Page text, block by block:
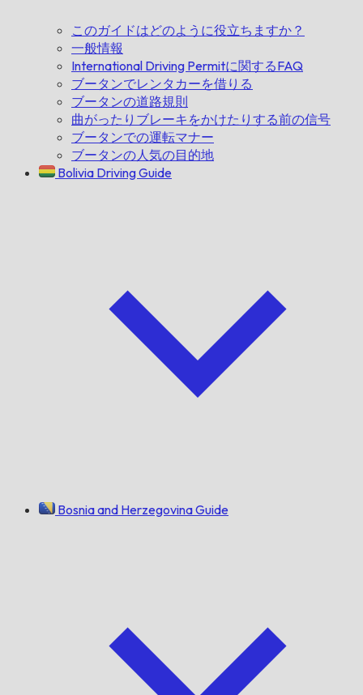
このガイドはどのように役立ちますか？
一般情報
International Driving Permitに関するFAQ
ブータンでレンタカーを借りる
ブータンの道路規則
曲がったりブレーキをかけたりする前の信号
ブータンでの運転マナー
ブータンの人気の目的地
Bolivia Driving Guide
Bosnia and Herzegovina Guide